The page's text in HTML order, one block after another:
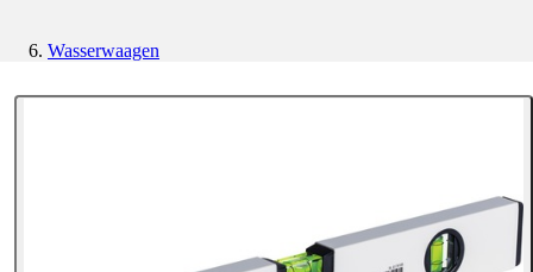
Wasserwaagen